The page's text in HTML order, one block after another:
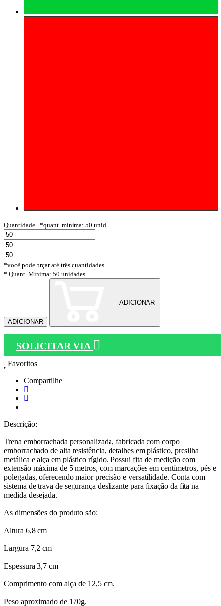
Quantidade | *quant. mínima: 50 unid.
*você pode orçar até três quantidades.
* Quant. Mínima: 50 unidades
ADICIONAR
ADICIONAR
SOLICITAR VIA
Favoritos
Compartilhe |
Descrição:
Trena emborrachada personalizada, fabricada com corpo
emborrachado de alta resistência, detalhes em plástico, presilha
metálica e alça em plástico rígido. Possui fita de medição com
extensão máxima de 5 metros, com marcações em centímetros, pés e
polegadas, oferecendo maior precisão e versatilidade. Conta com
sistema de trava de segurança deslizante para fixação da fita na
medida desejada.
As dimensões do produto são:
Altura 6,8 cm
Largura 7,2 cm
Espessura 3,7 cm
Comprimento com alça de 12,5 cm.
Peso aproximado de 170g.